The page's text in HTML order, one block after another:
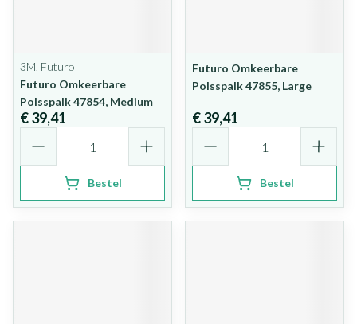
3M, Futuro
Futuro Omkeerbare
Polsspalk 47854, Medium
€ 39,41
Bestel
Futuro Omkeerbare
Polsspalk 47855, Large
€ 39,41
Bestel